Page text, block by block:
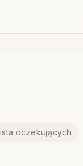
oczekujących